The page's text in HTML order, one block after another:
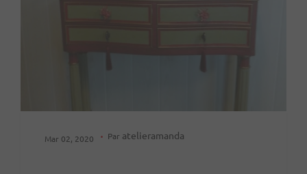
Mar 02, 2020 Par atelieramanda